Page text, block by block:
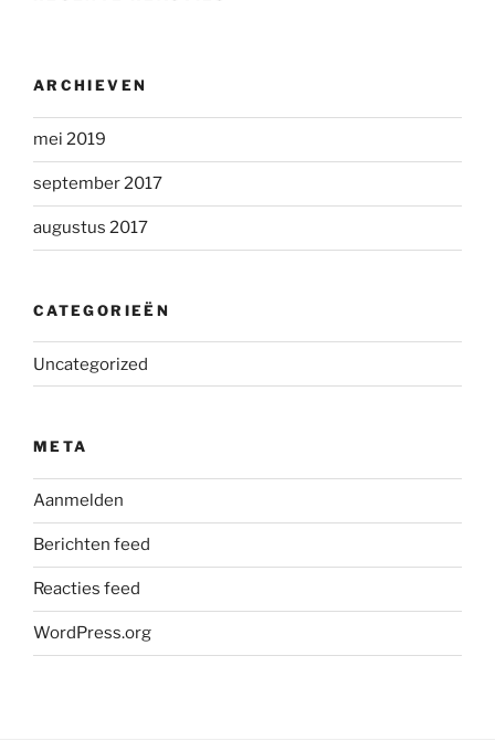
ARCHIEVEN
mei 2019
september 2017
augustus 2017
CATEGORIEËN
Uncategorized
META
Aanmelden
Berichten feed
Reacties feed
WordPress.org